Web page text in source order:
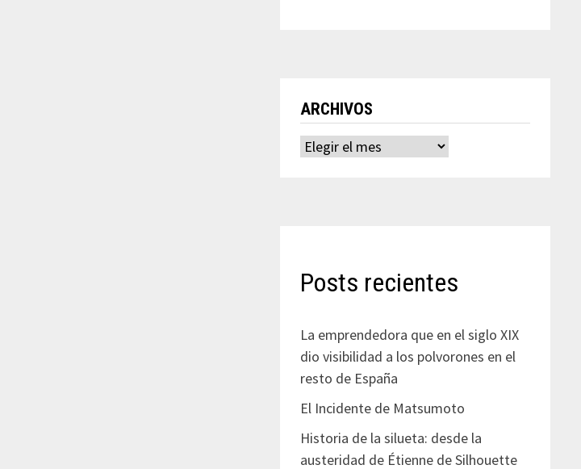
ARCHIVOS
Archivos
Posts recientes
La emprendedora que en el siglo XIX
dio visibilidad a los polvorones en el
resto de España
El Incidente de Matsumoto
Historia de la silueta: desde la
austeridad de Étienne de Silhouette